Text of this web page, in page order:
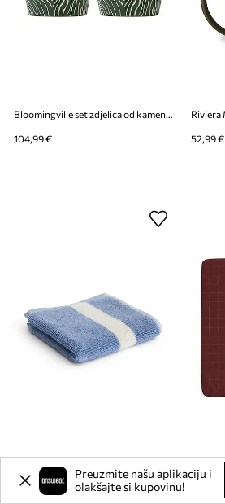
Bloomingville set zdjelica od kamenine 13,5 x 5 cm
104,99 € 52,99 €
13,99 €
Preuzmite našu aplikaciju i
olakšajte si kupovinu!